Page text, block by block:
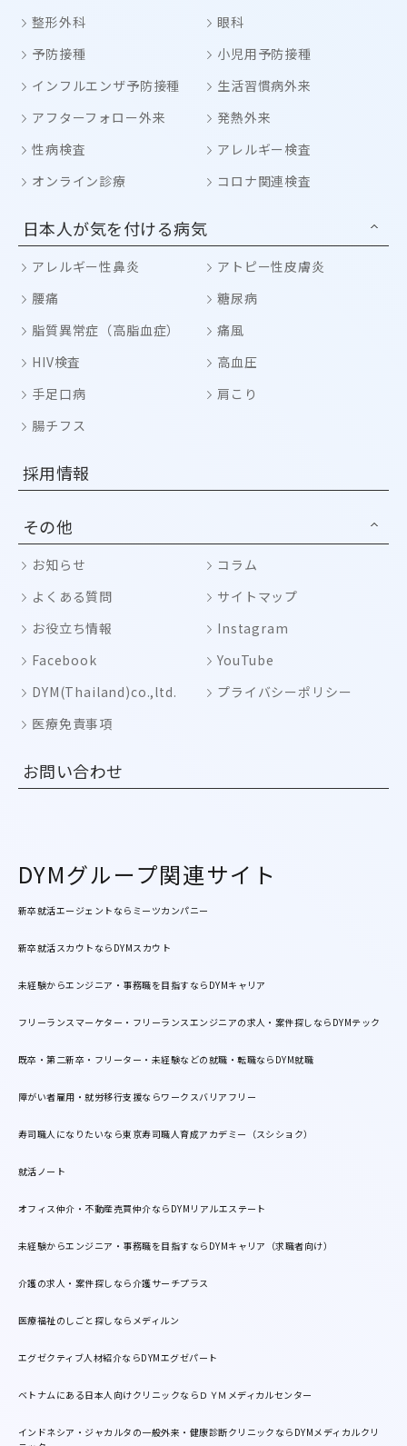
整形外科
眼科
予防接種
小児用予防接種
インフルエンザ予防接種
生活習慣病外来
アフターフォロー外来
発熱外来
性病検査
アレルギー検査
オンライン診療
コロナ関連検査
日本人が気を付ける病気
アレルギー性鼻炎
アトピー性皮膚炎
腰痛
糖尿病
脂質異常症（高脂血症）
痛風
HIV検査
高血圧
手足口病
肩こり
腸チフス
採用情報
その他
お知らせ
コラム
よくある質問
サイトマップ
お役立ち情報
Instagram
Facebook
YouTube
DYM(Thailand)co.,ltd.
プライバシーポリシー
医療免責事項
お問い合わせ
DYMグループ関連サイト
新卒就活エージェントならミーツカンパニー
新卒就活スカウトならDYMスカウト
未経験からエンジニア・事務職を目指すならDYMキャリア
フリーランスマーケター・フリーランスエンジニアの求人・案件探しならDYMテック
既卒・第二新卒・フリーター・未経験などの就職・転職ならDYM就職
障がい者雇用・就労移行支援ならワークスバリアフリー
寿司職人になりたいなら東京寿司職人育成アカデミー（スシショク）
就活ノート
オフィス仲介・不動産売買仲介ならDYMリアルエステート
未経験からエンジニア・事務職を目指すならDYMキャリア（求職者向け）
介護の求人・案件探しなら介護サーチプラス
医療福祉のしごと探しならメディルン
エグゼクティブ人材紹介ならDYMエグゼパート
ベトナムにある日本人向けクリニックならＤＹＭメディカルセンター
インドネシア・ジャカルタの一般外来・健康診断クリニックならDYMメディカルクリ